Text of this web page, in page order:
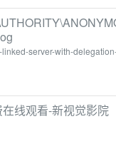
server-with-
线观看-新视觉影院